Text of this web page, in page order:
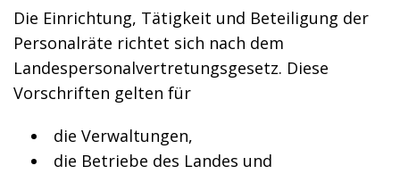
Die Einrichtung, Tätigkeit und Beteiligung der
Personalräte richtet sich nach dem
Landespersonalvertretungsgesetz. Diese
Vorschriften gelten für
die Verwaltungen,
die Betriebe des Landes und